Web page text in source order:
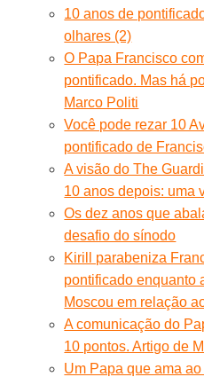
10 anos de
olhares (2)
O Papa Francisco
pontificado. Mas há
Marco Politi
Você pode rezar 10
pontificado de
A visão do The
10 anos depois: uma
Os dez anos que
desafio do sínodo
Kirill parabeniza
pontificado enquanto
Moscou em relação
A comunicação do
10 pontos. Artigo de
Um Papa que ama